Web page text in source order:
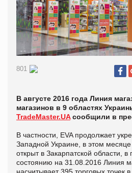
801
В августе 2016 года Линия
магазинов в 9 областях
TradeMaster.UAсообщили в
В частности, EVA продолжает
Западной Украине, в этом
открыт в Закарпатской области,
состоянию на 31.08.2016 Линия